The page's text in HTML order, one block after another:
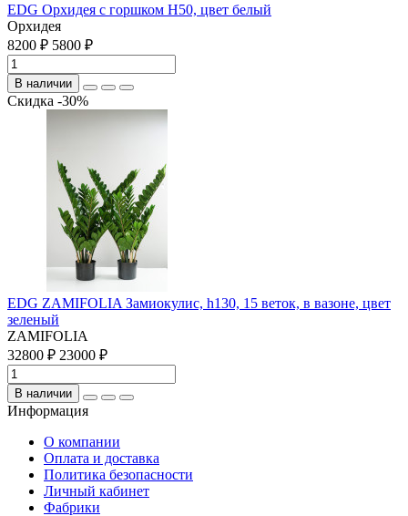
EDG Орхидея с горшком H50, цвет белый
Орхидея
8200 ₽ 5800 ₽
В наличии
Скидка -30%
EDG ZAMIFOLIA Замиокулис, h130, 15 веток, в вазоне, цвет
зеленый
ZAMIFOLIA
32800 ₽ 23000 ₽
В наличии
Информация
О компании
Оплата и доставка
Политика безопасности
Личный кабинет
Фабрики